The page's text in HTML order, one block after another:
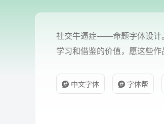
社交牛逼症——命题字体设计
学习和借鉴的价值，愿这些作
中文字体 字体帮